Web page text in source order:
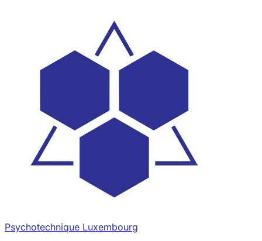
Psychotechnique Luxembourg